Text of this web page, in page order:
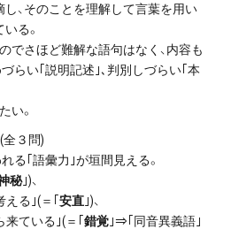
、そのことを理解して言葉を用い
る。
でさほど難解な語句はなく、内容も
らい｢説明記述｣､判別しづらい｢本
い。
３問)
る｢語彙力｣が垣間見える。
秘｣)、
る｣(＝｢ 安直 ｣)、
来ている｣(＝｢ 錯覚 ｣⇒｢同音異義語｣